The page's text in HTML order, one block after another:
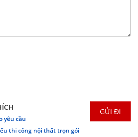
yêu cầu
thi công nội thất trọn gói